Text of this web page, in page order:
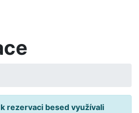
rezervaci besed využívali